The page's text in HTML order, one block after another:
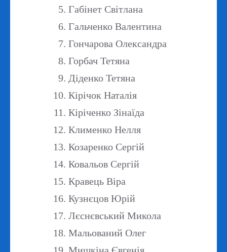
Габінет Світлана
Гальченко Валентина
Гончарова Олександра
Горбач Тетяна
Діденко Тетяна
Кірічок Наталія
Кіріченко Зінаїда
Клименко Нелля
Козаренко Сергій
Ковальов Сергій
Кравець Віра
Кузнєцов Юрій
Лєснєвський Микола
Мальований Олег